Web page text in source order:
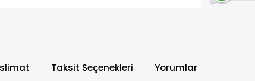
Taksit Seçenekleri Yorumlar